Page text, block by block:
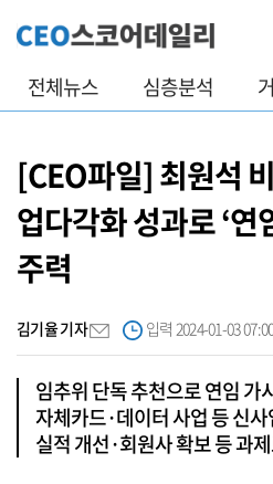
전체뉴스 심층분석
[CEO파일] 최원석
업다각화 성과로 ‘
주력
김기율 기자 입력 2024-01-03
임추위 단독 추천으로 연임 가
자체카드·데이터 사업 등 신
실적 개선·회원사 확보 등 과